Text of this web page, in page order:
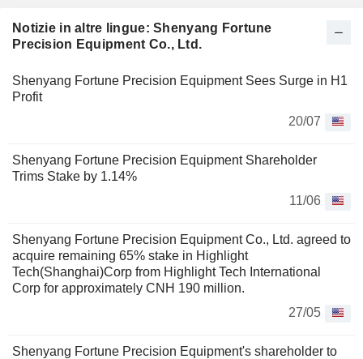
Notizie in altre lingue: Shenyang Fortune
Precision Equipment Co., Ltd.
Shenyang Fortune Precision Equipment Sees Surge in H1
Profit
20/07
Shenyang Fortune Precision Equipment Shareholder
Trims Stake by 1.14%
11/06
Shenyang Fortune Precision Equipment Co., Ltd. agreed to
acquire remaining 65% stake in Highlight
Tech(Shanghai)Corp from Highlight Tech International
Corp for approximately CNH 190 million.
27/05
Shenyang Fortune Precision Equipment's shareholder to